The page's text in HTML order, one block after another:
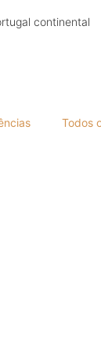
continental
Todos